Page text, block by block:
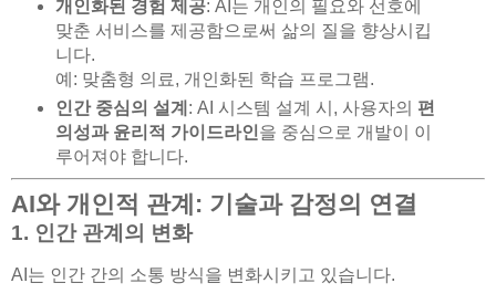
개인화된 경험 제공: AI는 개인의 필요와 선호에
맞춘 서비스를 제공함으로써 삶의 질을 향상시킵
니다.
예: 맞춤형 의료, 개인화된 학습 프로그램.
인간 중심의 설계 : AI 시스템 설계 시, 사용자의 편
의성과 윤리적 가이드라인을 중심으로 개발이 이
루어져야 합니다.
AI와 개인적 관계: 기술과 감정의 연결
1. 인간 관계의 변화
AI는 인간 간의 소통 방식을 변화시키고 있습니다.